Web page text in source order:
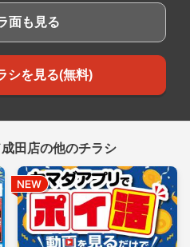
面も見る
シを見る(無料)
田店の他のチラシ